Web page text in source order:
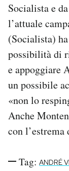
Socialista e
l’attuale
(Socialista)
possibilità di
e appoggiare
un possibile
«non lo
Anche
con l’estrema
Tag: ANDRÉ